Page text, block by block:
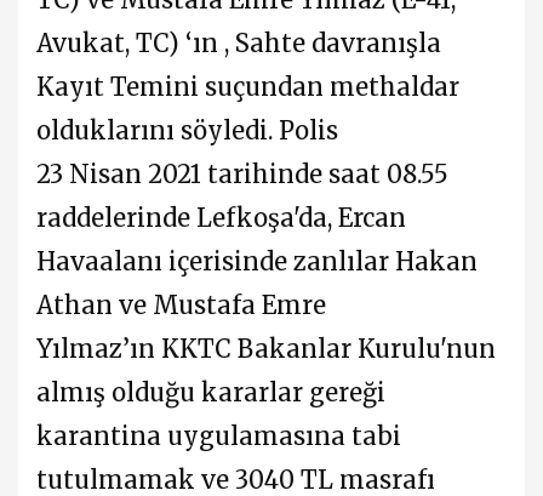
Avukat, TC) ‘ın , Sahte davranışla
Kayıt Temini suçundan methaldar
olduklarını söyledi. Polis
23 Nisan 2021 tarihinde saat 08.55
raddelerinde Lefkoşa'da, Ercan
Havaalanı içerisinde zanlılar Hakan
Athan ve Mustafa Emre
Yılmaz’ın KKTC Bakanlar Kurulu'nun
almış olduğu kararlar gereği
karantina uygulamasına tabi
tutulmamak ve 3040 TL masrafı